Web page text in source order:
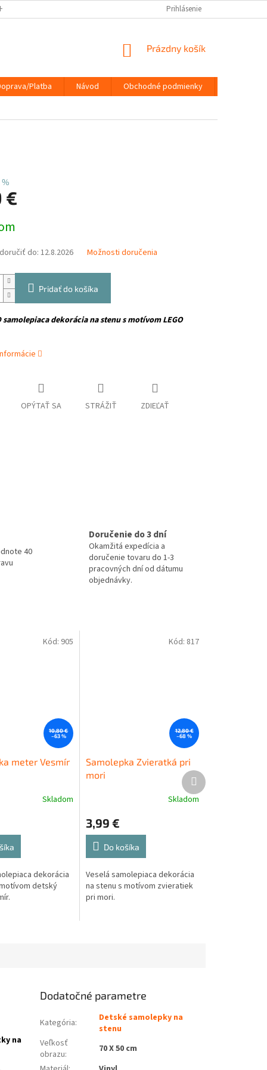
OSOBNÝCH ÚDAJOV DOPRAVA/PLATBA NÁVOD
Prihlásenie
NÁKUPNÝ
Prázdny košík
Platba Návod Obchodné podmienky
%
€
do: 12.8.2026 Možnosti doručenia
Pridať do košíka
samolepiaca dekorácia na stenu s motívom LEGO
OPÝTAŤ SA STRÁŽIŤ ZDIEĽAŤ
40
Doručenie do 3 dní
Okamžitá expedícia a
doručenie tovaru do 1-3
pracovných dní od dátumu
objednávky.
10,80 €
–63 %
meter Vesmír
Skladom
dekorácia
detský
Kód: 905
12,80 €
–68 %
Samolepka Zvieratká pri
mori
Skladom
3,99 €
Do košíka
Veselá samolepiaca dekorácia
na stenu s motívom zvieratiek
pri mori.
Kód: 817
Ďalší
produkt
na
Dodatočné parametre
Kategória:
Detské samolepky na
stenu
Veľkosť
obrazu:
70 X 50 cm